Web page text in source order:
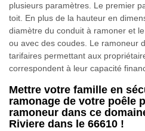
plusieurs paramètres. Le premier
toit. En plus de la hauteur en
diamètre du conduit à ramoner et
ou avec des coudes. Le ramoneur
tarifaires permettant aux
correspondent à leur capacité
Mettre votre famille en
ramonage de votre poêle
ramoneur dans ce
Riviere dans le 66610 !